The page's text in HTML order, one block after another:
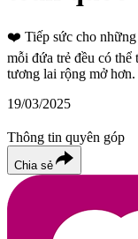
❤️ Tiếp sức cho
mỗi đứa trẻ đều có
tương lai rộng mở hơn.
19/03/2025
Thông tin quyên góp
Chia sẻ